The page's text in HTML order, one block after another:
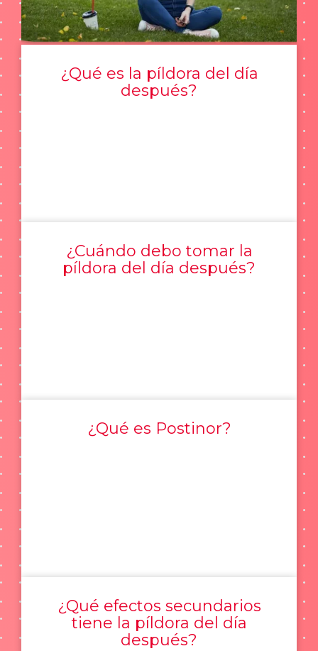
¿Qué es la píldora del día
después?
¿Cuándo debo tomar la
píldora del día después?
¿Qué es Postinor?
¿Qué efectos secundarios
tiene la píldora del día
después?